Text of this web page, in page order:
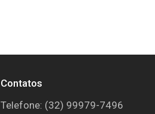
Contatos
Telefone: (32) 99979-7496